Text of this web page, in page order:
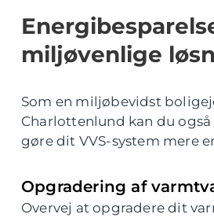
miljøvenlige
Som en miljøbevidst
Charlottenlund kan du
gøre dit VVS-system mere
Opgradering af
Overvej at opgradere dit